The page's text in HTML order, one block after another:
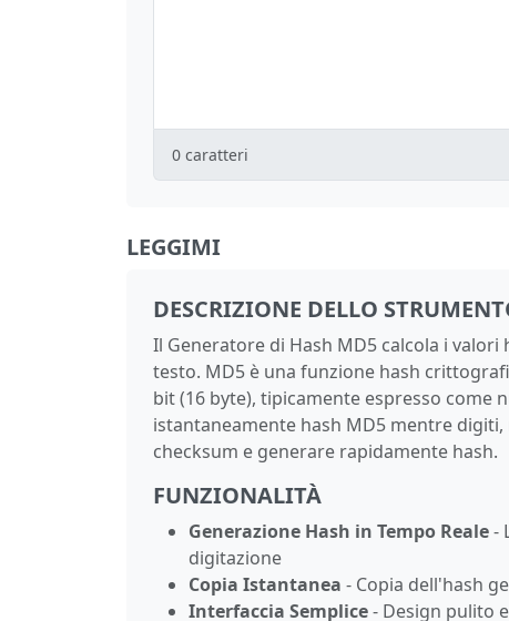
0 caratteri
LEGGIMI
DESCRIZIONE DELLO
Il Generatore di Hash MD5 calcola i
testo. MD5 è una funzione hash
bit (16 byte), tipicamente espresso come
istantaneamente hash MD5 mentre
checksum e generare rapidamente hash.
FUNZIONALITÀ
Generazione Hash in Tempo Reale-
digitazione
Copia Istantanea - Copia dell'hash
Interfaccia Semplice- Design pulito